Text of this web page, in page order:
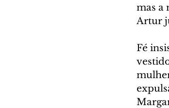
mas a
Artur
Fé